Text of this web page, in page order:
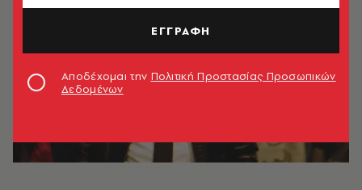
ΕΓΓΡΑΦΗ
Αποδέχομαι την Πολιτική Προστασίας Προσωπικών
Δεδομένων